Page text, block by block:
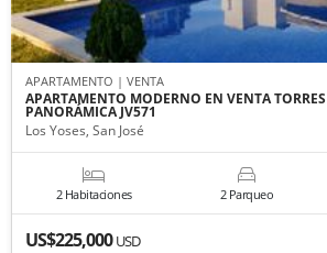
APARTAMENTO | VENTA
APARTAMENTO MODERNO EN VENTA
PANORÁMICA JV571
Los Yoses, San José
2 Habitaciones 2 Parqueo
US$225,000USD